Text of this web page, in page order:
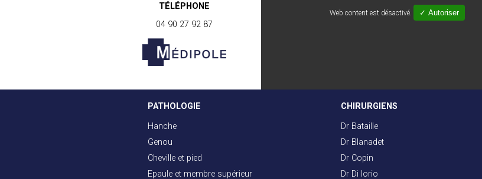
TÉLÉPHONE
04 90 27 92 87
Web content est désactivé. ✓ Autoriser
PATHOLOGIE
Hanche
Genou
Cheville et pied
Epaule et membre supérieur
CHIRURGIENS
Dr Bataille
Dr Blanadet
Dr Copin
Dr Di Iorio